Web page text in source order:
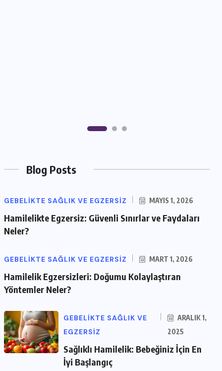
Blog Posts
GEBELIKTE SAĞLIK VE EGZERSIZ MAYIS 1, 2026
Hamilelikte Egzersiz: Güvenli Sınırlar ve Faydaları
Neler?
GEBELIKTE SAĞLIK VE EGZERSIZ MART 1, 2026
Hamilelik Egzersizleri: Doğumu Kolaylaştıran
Yöntemler Neler?
GEBELIKTE SAĞLIK VE
EGZERSIZ
ARALIK 1,
2025
Sağlıklı Hamilelik: Bebeğiniz İçin En
İyi Başlangıç